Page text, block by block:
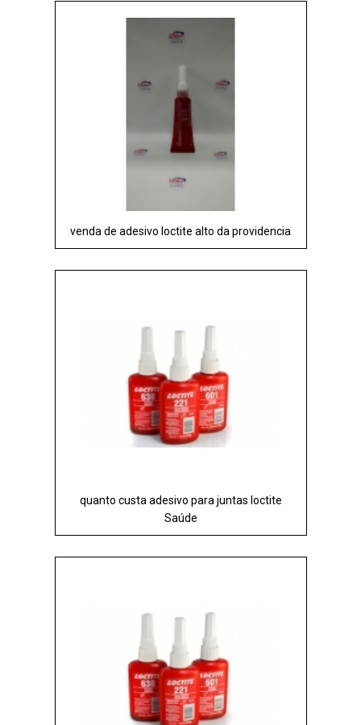
venda de adesivo loctite alto da providencia
quanto custa adesivo para juntas loctite
Saúde